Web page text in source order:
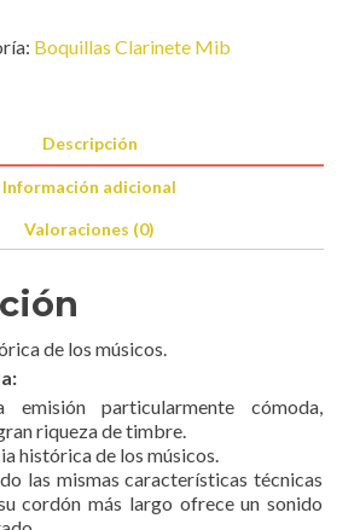
Boquillas Clarinete Mib
Descripción
Información adicional
Valoraciones (0)
de los músicos.
particularmente cómoda,
riqueza de timbre.
histórica de los músicos.
las mismas características técnicas
cordón más largo ofrece un sonido